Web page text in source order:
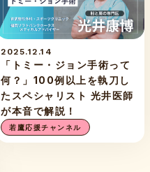
2025.12.14
「トミー・ジョン手術って
何？」100例以上を執刀し
たスペシャリスト 光井医師
が本音で解説！
若鷹応援チャンネル